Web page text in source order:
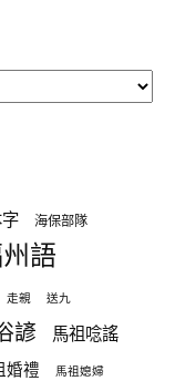
海保部隊
語
走親 送九
諺 馬祖唸謠
婚禮 馬祖媳婦